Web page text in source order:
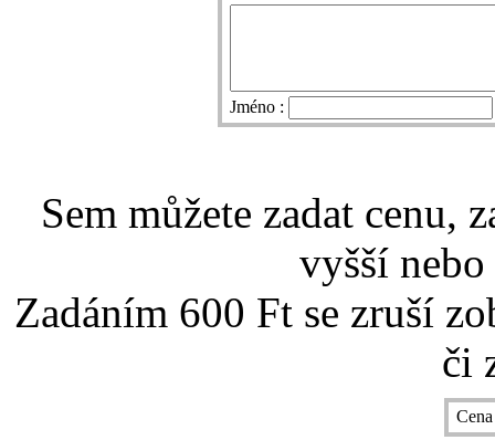
Jméno :
Sem můžete zadat cenu,
vyšší
Zadáním 600 Ft se zruší
či